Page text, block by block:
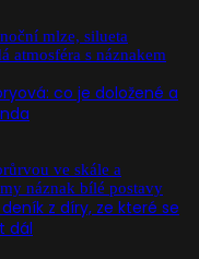
co je doložené a
z díry, ze které se
dál